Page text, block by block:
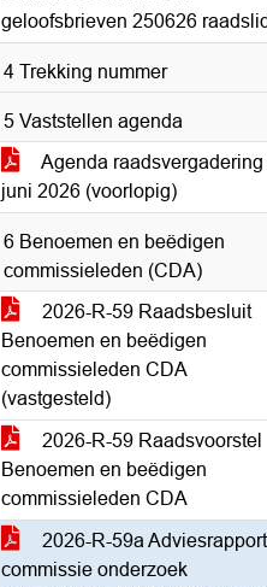
geloofsbrieven 250626 raadslid
4 Trekking nummer
5 Vaststellen agenda
Agenda raadsvergadering
juni 2026 (voorlopig)
6 Benoemen en beëdigen
commissieleden (CDA)
2026-R-59 Raadsbesluit
Benoemen en beëdigen
commissieleden CDA
(vastgesteld)
2026-R-59 Raadsvoorstel
Benoemen en beëdigen
commissieleden CDA
2026-R-59a Adviesrapport
commissie onderzoek